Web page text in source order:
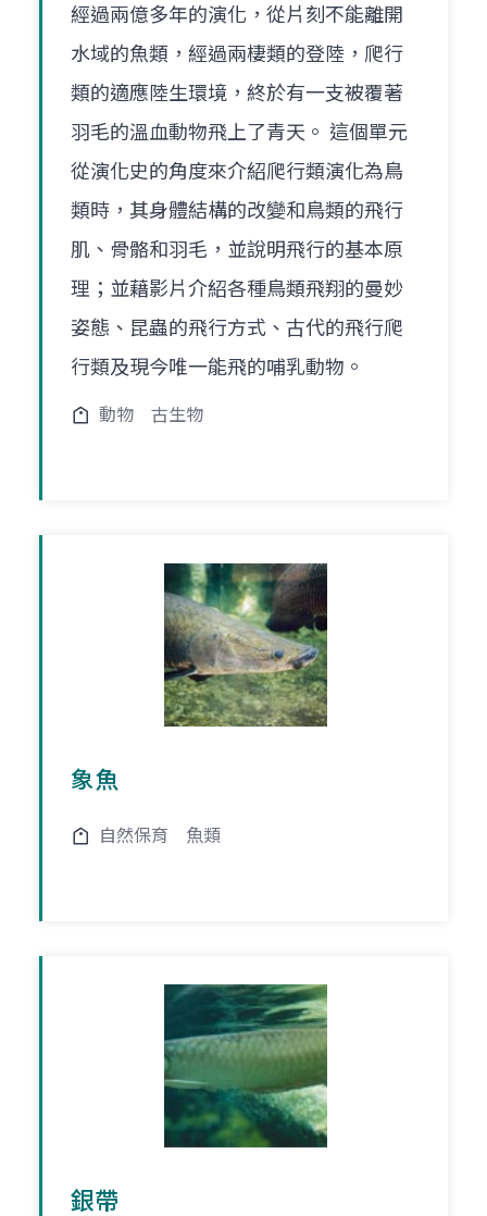
經過兩億多年的演化，從片刻不能離開
水域的魚類，經過兩棲類的登陸，爬行
類的適應陸生環境，終於有一支被覆著
羽毛的溫血動物飛上了青天。 這個單元
從演化史的角度來介紹爬行類演化為鳥
類時，其身體結構的改變和鳥類的飛行
肌、骨骼和羽毛，並說明飛行的基本原
理；並藉影片介紹各種鳥類飛翔的曼妙
姿態、昆蟲的飛行方式、古代的飛行爬
行類及現今唯一能飛的哺乳動物。
動物 古生物
象魚
自然保育 魚類
銀帶